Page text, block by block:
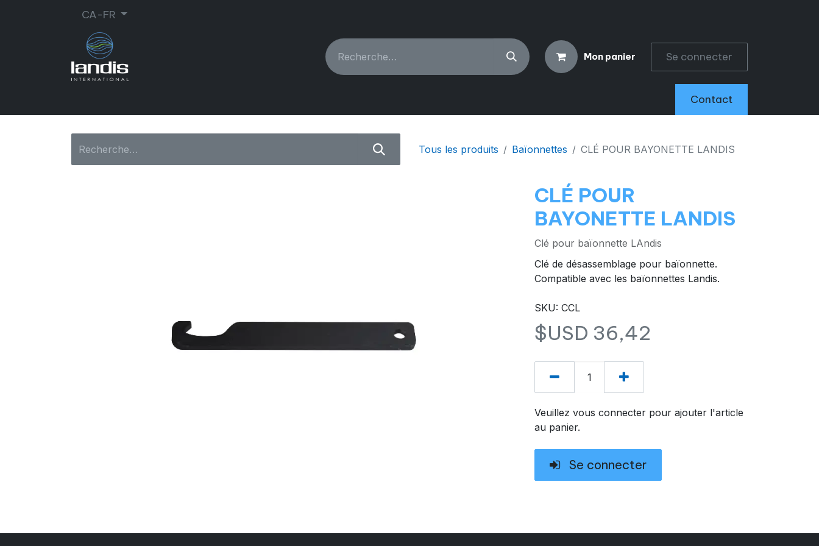
CA-FR
Mon panier Se connecter
Contact
Tous les produits Baïonnettes CLÉ POUR BAYONETTE LANDIS
CLÉ POUR
BAYONETTE LANDIS
Clé pour baïonnette LAndis
Clé de désassemblage pour baïonnette.
Compatible avec les baïonnettes Landis.
SKU: CCL
$USD 36,42
Veuillez vous connecter pour ajouter l'article
au panier.
Se connecter